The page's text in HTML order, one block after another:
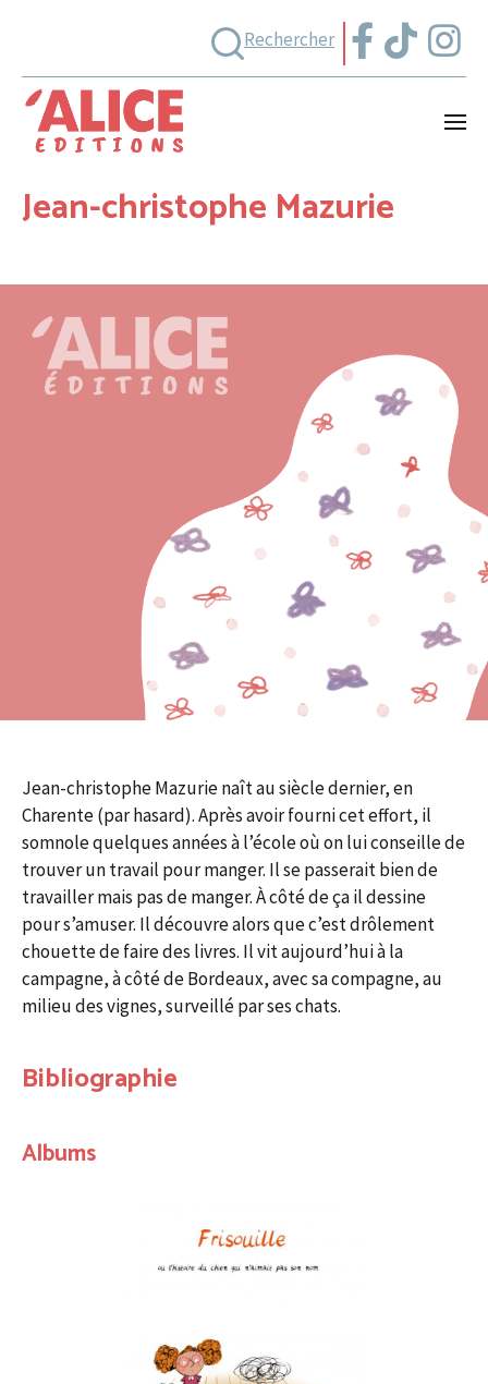
Rechercher
Jean-christophe Mazurie
Jean-christophe Mazurie naît au siècle dernier, en
Charente (par hasard). Après avoir fourni cet effort, il
somnole quelques années à l’école où on lui conseille de
trouver un travail pour manger. Il se passerait bien de
travailler mais pas de manger. À côté de ça il dessine
pour s’amuser. Il découvre alors que c’est drôlement
chouette de faire des livres. Il vit aujourd’hui à la
campagne, à côté de Bordeaux, avec sa compagne, au
milieu des vignes, surveillé par ses chats.
Bibliographie
Albums